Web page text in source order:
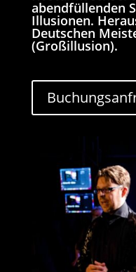
abendfüllenden
Illusionen.
Deutschen
(Großillusion).